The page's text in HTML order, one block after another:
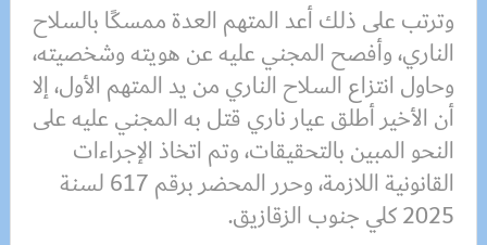
وترتب على ذلك أعد المتهم العدة ممسكًا بالسلاح
الناري، وأفصح المجني عليه عن هويته وشخصيته،
وحاول انتزاع السلاح الناري من يد المتهم الأول، إلا
أن الأخير أطلق عيار ناري قتل به المجني عليه على
النحو المبين بالتحقيقات، وتم اتخاذ الإجراءات
القانونية اللازمة، وحرر المحضر برقم 617 لسنة
2025 كلي جنوب الزقازيق.